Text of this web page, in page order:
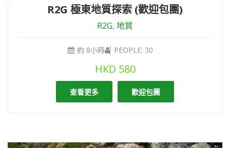
R2G 極東地質探索 (歡迎包團)
R2G, 地質
約 8小時 PEOPLE: 30
HKD 580
查看更多 歡迎包團